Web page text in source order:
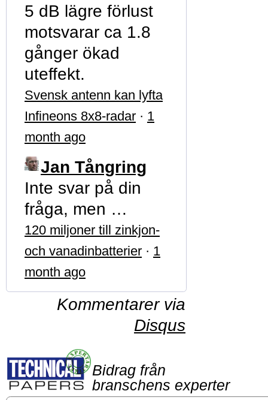
5 dB lägre förlust
motsvarar ca 1.8
gånger ökad
uteffekt.
Svensk antenn kan lyfta
Infineons 8x8-radar · 1
month ago
Jan Tångring
Inte svar på din
fråga, men …
120 miljoner till zinkjon-
och vanadinbatterier · 1
month ago
Kommentarer via
Disqus
Bidrag från
branschens experter